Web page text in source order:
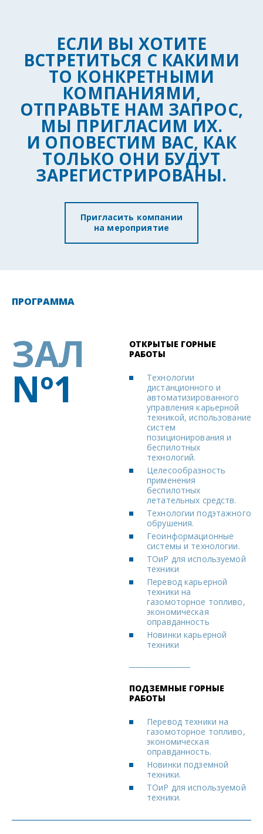
ЕСЛИ ВЫ ХОТИТЕ
ВСТРЕТИТЬСЯ С КАКИМИ
ТО КОНКРЕТНЫМИ
КОМПАНИЯМИ,
ОТПРАВЬТЕ НАМ ЗАПРОС,
МЫ ПРИГЛАСИМ ИХ.
И ОПОВЕСТИМ ВАС, КАК
ТОЛЬКО ОНИ БУДУТ
ЗАРЕГИСТРИРОВАНЫ.
Пригласить компании
на мероприятие
ПРОГРАММА
ЗАЛ
Nº1
ОТКРЫТЫЕ ГОРНЫЕ
РАБОТЫ
Технологии
дистанционного и
автоматизированного
управления карьерной
техникой, использование
систем
позиционирования и
беспилотных
технологий.
Целесообразность
применения
беспилотных
летательных средств.
Технологии подэтажного
обрушения.
Геоинформационные
системы и технологии.
ТОиР для используемой
техники
Перевод карьерной
техники на
газомоторное топливо,
экономическая
оправданность
Новинки карьерной
техники
ПОДЗЕМНЫЕ ГОРНЫЕ
РАБОТЫ
Перевод техники на
газомоторное топливо,
экономическая
оправданность.
Новинки подземной
техники.
ТОиР для используемой
техники.